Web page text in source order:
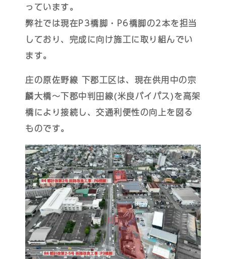
っています。
弊社では現在P3橋脚・P6橋脚の2本を担当
しており、完成に向け施工に取り組んでい
ます。
庄の原佐野線 下郡工区は、現在供用中の宗
麟大橋～下郡中判田線(米良バイパス)を高架
橋により接続し、交通利便性の向上を図る
ものです。